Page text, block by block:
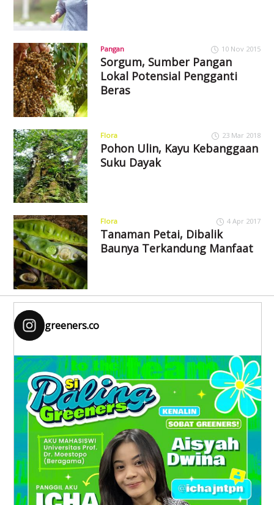
Pangan 10 Nov 2015
Sorgum, Sumber Pangan
Lokal Potensial Pengganti
Beras
Flora 23 Mar 2018
Pohon Ulin, Kayu Kebanggaan
Suku Dayak
Flora 4 Apr 2017
Tanaman Petai, Dibalik
Baunya Terkandung Manfaat
greeners.co